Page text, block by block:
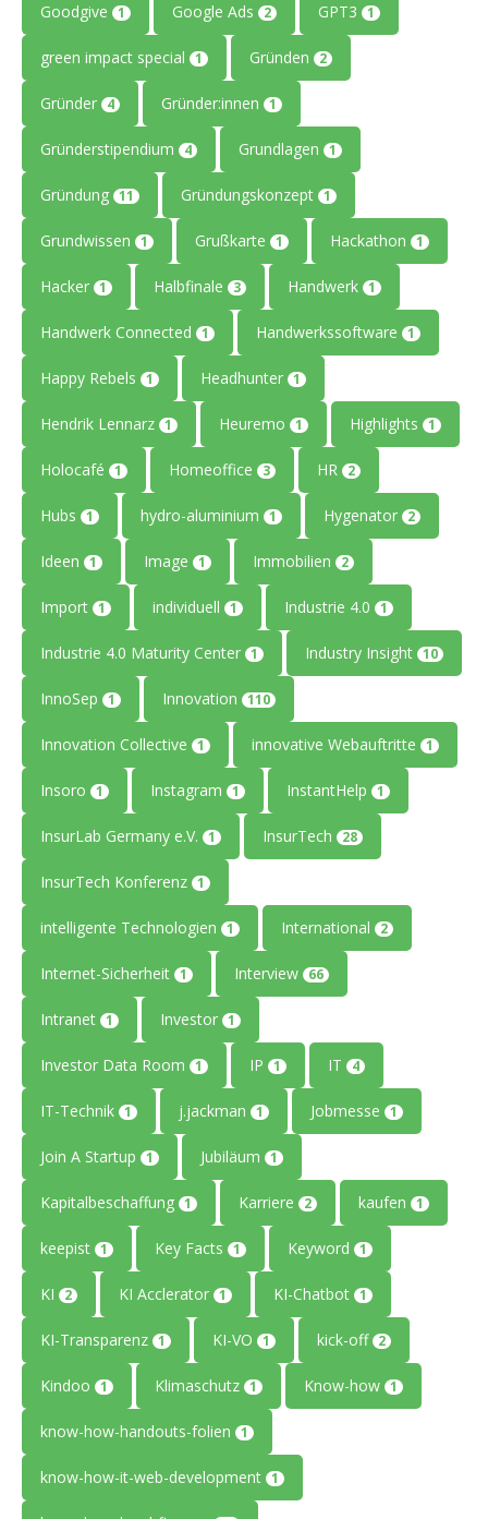
Goodgive 1 Google Ads 2 GPT3 1
green impact special 1 Gründen 2
Gründer 4 Gründer:innen 1
Gründerstipendium 4 Grundlagen 1
Gründung 11 Gründungskonzept 1
Grundwissen 1 Grußkarte 1 Hackathon 1
Hacker 1 Halbfinale 3 Handwerk 1
Handwerk Connected 1 Handwerkssoftware 1
Happy Rebels 1 Headhunter 1
Hendrik Lennarz 1 Heuremo 1 Highlights 1
Holocafé 1 Homeoffice 3 HR 2
Hubs 1 hydro-aluminium 1 Hygenator 2
Ideen 1 Image 1 Immobilien 2
Import 1 individuell 1 Industrie 4.0 1
Industrie 4.0 Maturity Center 1 Industry Insight 10
InnoSep 1 Innovation 110
Innovation Collective 1 innovative Webauftritte 1
Insoro 1 Instagram 1 InstantHelp 1
InsurLab Germany e.V. 1 InsurTech 28
InsurTech Konferenz 1
intelligente Technologien 1 International 2
Internet-Sicherheit 1 Interview 66
Intranet 1 Investor 1
Investor Data Room 1 IP 1 IT 4
IT-Technik 1 j.jackman 1 Jobmesse 1
Join A Startup 1 Jubiläum 1
Kapitalbeschaffung 1 Karriere 2 kaufen 1
keepist 1 Key Facts 1 Keyword 1
KI 2 KI Acclerator 1 KI-Chatbot 1
KI-Transparenz 1 KI-VO 1 kick-off 2
Kindoo 1 Klimaschutz 1 Know-how 1
know-how-handouts-folien 1
know-how-it-web-development 1